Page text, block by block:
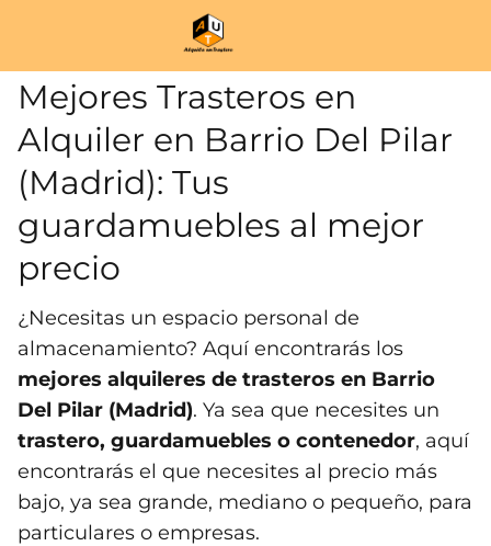
Mejores Trasteros en
Alquiler en Barrio Del Pilar
(Madrid): Tus
guardamuebles al mejor
precio
¿Necesitas un espacio personal de
almacenamiento? Aquí encontrarás los
mejores alquileres de trasteros en Barrio
Del Pilar (Madrid). Ya sea que necesites un
trastero, guardamuebles o contenedor, aquí
encontrarás el que necesites al precio más
bajo, ya sea grande, mediano o pequeño, para
particulares o empresas.